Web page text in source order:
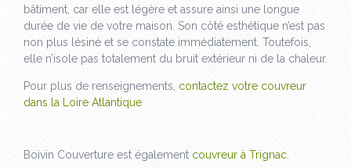
bâtiment, car elle est légère et assure ainsi une longue
durée de vie de votre maison. Son côté esthétique n’est pas
non plus lésiné et se constate immédiatement. Toutefois,
elle n’isole pas totalement du bruit extérieur ni de la chaleur.
Pour plus de renseignements, contactez votre couvreur
dans la Loire Atlantique
Boivin Couverture est également couvreur à Trignac.